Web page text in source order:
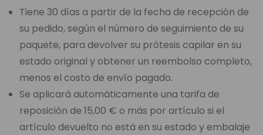
Tiene 30 días a partir de la fecha de recepción de
su pedido, según el número de seguimiento de su
paquete, para devolver su prótesis capilar en su
estado original y obtener un reembolso completo,
menos el costo de envío pagado.
Se aplicará automáticamente una tarifa de
reposición de 15,00 € o más por artículo si el
artículo devuelto no está en su estado y embalaje